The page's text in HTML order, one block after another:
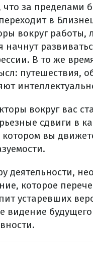
за пределами
в
вокруг работы,
В то же
путешествия,
вокруг вас
сдвиги в
вы
деятельности,
которое
устаревших
видение